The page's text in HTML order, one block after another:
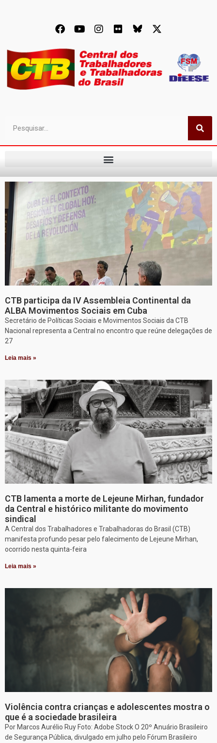
CTB participa da IV Assembleia Continental da
ALBA Movimentos Sociais em Cuba
Secretário de Políticas Sociais e Movimentos Sociais da CTB
Nacional representa a Central no encontro que reúne delegações de
27
Leia mais »
CTB lamenta a morte de Lejeune Mirhan, fundador
da Central e histórico militante do movimento
sindical
A Central dos Trabalhadores e Trabalhadoras do Brasil (CTB)
manifesta profundo pesar pelo falecimento de Lejeune Mirhan,
ocorrido nesta quinta-feira
Leia mais »
Violência contra crianças e adolescentes mostra o
que é a sociedade brasileira
Por Marcos Aurélio Ruy Foto: Adobe Stock O 20º Anuário Brasileiro
de Segurança Pública, divulgado em julho pelo Fórum Brasileiro